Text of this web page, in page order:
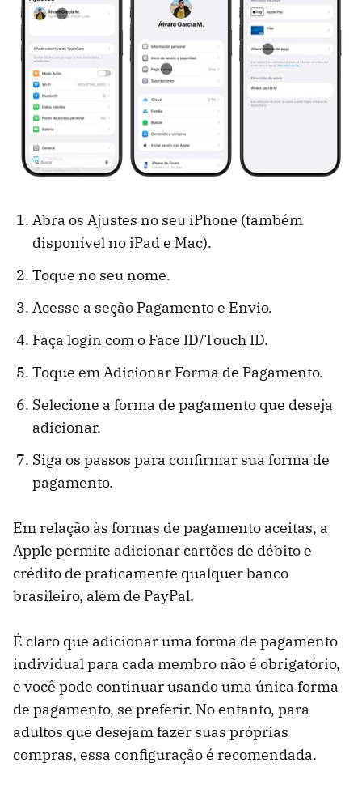
Abra os Ajustes no seu iPhone (também
disponível no iPad e Mac).
Toque no seu nome.
Acesse a seção Pagamento e Envio.
Faça login com o Face ID/Touch ID.
Toque em Adicionar Forma de Pagamento.
Selecione a forma de pagamento que deseja
adicionar.
Siga os passos para confirmar sua forma de
pagamento.
Em relação às formas de pagamento aceitas, a
Apple permite adicionar cartões de débito e
crédito de praticamente qualquer banco
brasileiro, além de PayPal.
É claro que adicionar uma forma de pagamento
individual para cada membro não é obrigatório,
e você pode continuar usando uma única forma
de pagamento, se preferir. No entanto, para
adultos que desejam fazer suas próprias
compras, essa configuração é recomendada.